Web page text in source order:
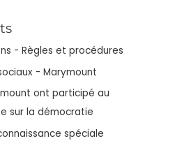
- Règles et procédures
- Marymount
ont participé au
sur la démocratie
spéciale